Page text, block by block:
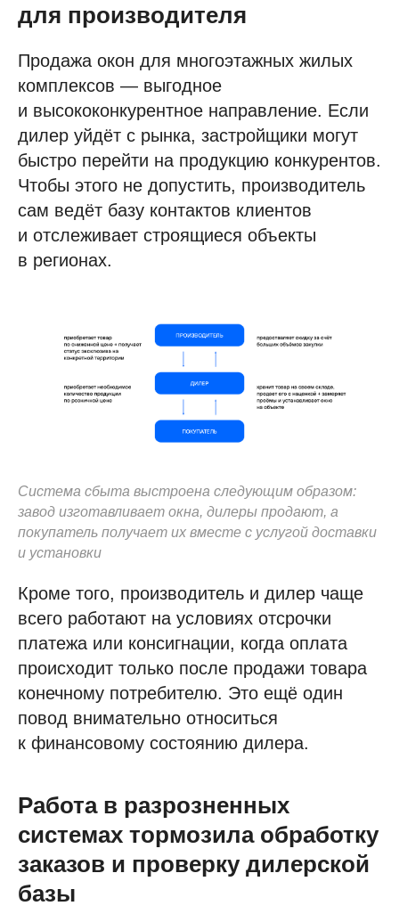
для производителя
Продажа окон для многоэтажных жилых
комплексов — выгодное
и высококонкурентное направление. Если
дилер уйдёт с рынка, застройщики могут
быстро перейти на продукцию конкурентов.
Чтобы этого не допустить, производитель
сам ведёт базу контактов клиентов
и отслеживает строящиеся объекты
в регионах.
Система сбыта выстроена следующим образом:
завод изготавливает окна, дилеры продают, а
покупатель получает их вместе с услугой доставки
и установки
Кроме того, производитель и дилер чаще
всего работают на условиях отсрочки
платежа или консигнации, когда оплата
происходит только после продажи товара
конечному потребителю. Это ещё один
повод внимательно относиться
к финансовому состоянию дилера.
Работа в разрозненных
системах тормозила обработку
заказов и проверку дилерской
базы